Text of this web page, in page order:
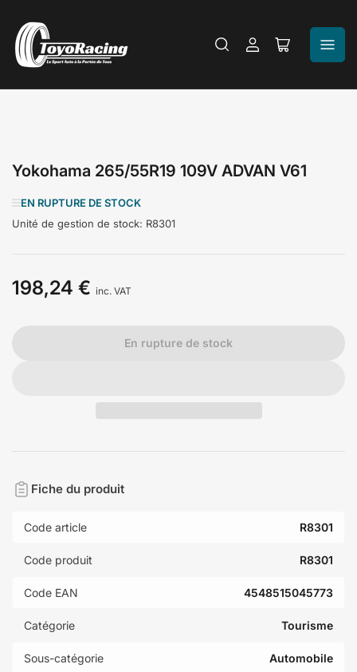
Se
Ouvrir
Yokohama 265/55R19 109V ADVAN V61
EN RUPTURE DE STOCK
Unité de gestion de stock: R8301
Prix
198,24 € inc. VAT
En rupture de stock
Fiche du produit
Code article R8301
Code produit R8301
Code EAN 4548515045773
Catégorie Tourisme
Sous-catégorie Automobile